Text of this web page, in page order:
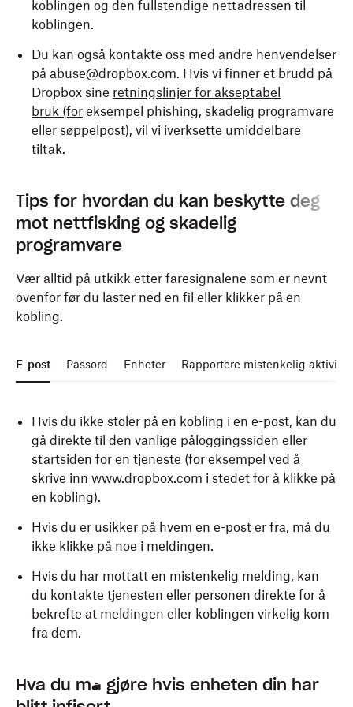
koblingen og den fullstendige nettadressen til
koblingen.
Du kan også kontakte oss med andre henvendelser
på abuse@dropbox.com. Hvis vi finner et brudd på
Dropbox sine retningslinjer for akseptabel
bruk (for eksempel phishing, skadelig programvare
eller søppelpost), vil vi iverksette umiddelbare
tiltak.
Tips for hvordan du kan beskytte deg
mot nettfisking og skadelig
programvare
Vær alltid på utkikk etter faresignalene som er nevnt
ovenfor før du laster ned en fil eller klikker på en
kobling.
E-post Passord Enheter Rapportere mistenkelig aktivitet
Hvis du ikke stoler på en kobling i en e-post, kan du
gå direkte til den vanlige påloggingssiden eller
startsiden for en tjeneste (for eksempel ved å
skrive inn www.dropbox.com i stedet for å klikke på
en kobling).
Hvis du er usikker på hvem en e-post er fra, må du
ikke klikke på noe i meldingen.
Hvis du har mottatt en mistenkelig melding, kan
du kontakte tjenesten eller personen direkte for å
bekrefte at meldingen eller koblingen virkelig kom
fra dem.
hver tjeneste du bruker.
personverninnstillinger for å blokkere nettfisking,
være fra Dropbox, ved å sende en e-post til
Hva du må gjøre hvis enheten din har